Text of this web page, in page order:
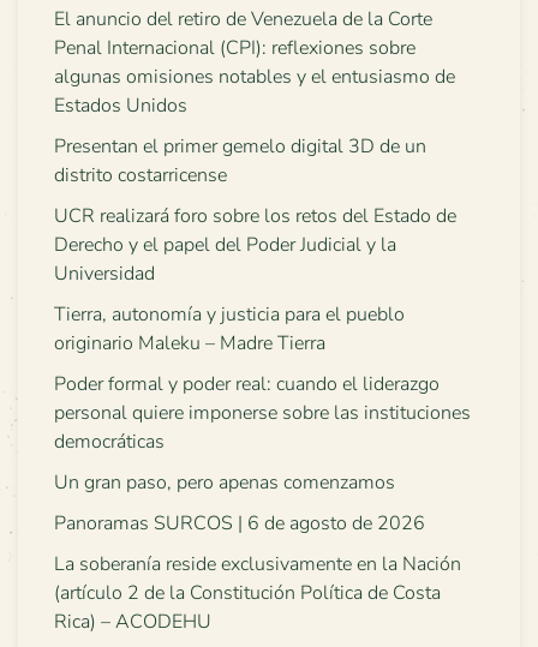
El anuncio del retiro de Venezuela de la Corte
Penal Internacional (CPI): reflexiones sobre
algunas omisiones notables y el entusiasmo de
Estados Unidos
Presentan el primer gemelo digital 3D de un
distrito costarricense
UCR realizará foro sobre los retos del Estado de
Derecho y el papel del Poder Judicial y la
Universidad
Tierra, autonomía y justicia para el pueblo
originario Maleku – Madre Tierra
Poder formal y poder real: cuando el liderazgo
personal quiere imponerse sobre las instituciones
democráticas
Un gran paso, pero apenas comenzamos
Panoramas SURCOS | 6 de agosto de 2026
La soberanía reside exclusivamente en la Nación
(artículo 2 de la Constitución Política de Costa
Rica) – ACODEHU